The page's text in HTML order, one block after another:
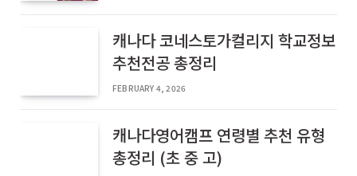
캐나다 코네스토가컬리지 학교정보
추천전공 총정리
FEBRUARY 4, 2026
캐나다영어캠프 연령별 추천 유형
총정리 (초 중 고)